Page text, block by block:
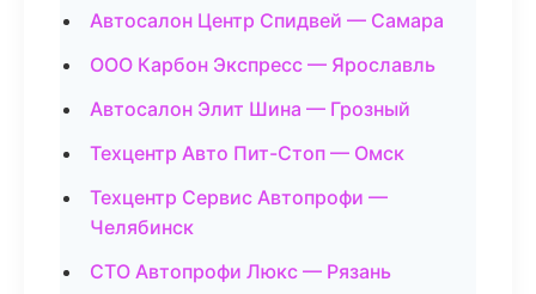
Автосалон Центр Спидвей — Самара
ООО Карбон Экспресс — Ярославль
Автосалон Элит Шина — Грозный
Техцентр Авто Пит-Стоп — Омск
Техцентр Сервис Автопрофи —
Челябинск
СТО Автопрофи Люкс — Рязань